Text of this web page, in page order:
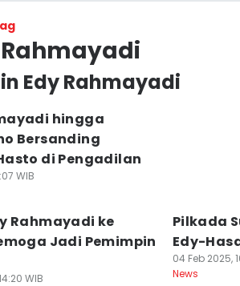
Rahmayadi
Edy Rahmayadi
hingga
Bersanding
di Pengadilan
WIB
Rahmayadi ke
Jadi Pemimpin
WIB
Pilkada
Edy-
04 Feb 2025,
News